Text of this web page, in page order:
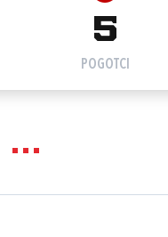
5
POGOTCI